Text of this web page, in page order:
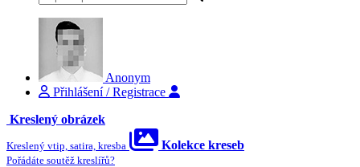
Anonym
Přihlášení / Registrace
Kreslený obrázek
Kreslený vtip, satira, kresba Kolekce kreseb
Pořádáte soutěž kreslířů?